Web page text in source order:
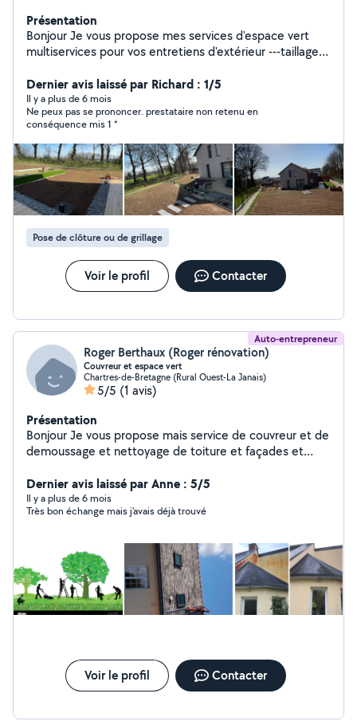
Présentation
Bonjour Je vous propose mes services d'espace vert
multiservices pour vos entretiens d'extérieur ---taillage
ou petite surface ---élagage coupe d'arbre --
débroussaillage et ramassage des feuilles Service de
nettoyage peinture et ravalement ---nettoyage de
toiture dallage muret terrasse pignon façade... Peinture
intérieur extérieur peinture muret façade pignon... ---
l'évacuation des déchets verts des encombrants des
gravats et autres Disponibles 24h24
Dernier avis laissé par Richard : 1/5
Il y a plus de 6 mois
Ne peux pas se prononcer. prestataire non retenu en
conséquence mis 1 *
Pose de clôture ou de grillage
Voir le profil Contacter
Auto-entrepreneur
Roger Berthaux (Roger rénovation)
Couvreur et espace vert
Chartres-de-Bretagne (Rural Ouest-La Janais)
5/5 (1 avis)
Présentation
Bonjour Je vous propose mais service de couvreur et de
demoussage et nettoyage de toiture et façades et
intérieur homme toute main entretien espace vert
dépannage d'urgence 7/7
Dernier avis laissé par Anne : 5/5
Il y a plus de 6 mois
Très bon échange mais j'avais déjà trouvé
Voir le profil Contacter